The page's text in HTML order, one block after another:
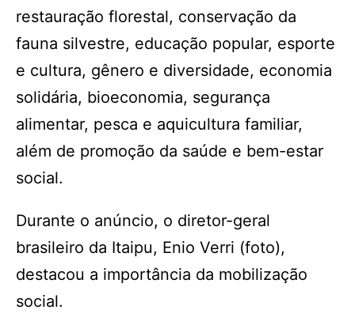
restauração florestal, conservação da
fauna silvestre, educação popular, esporte
e cultura, gênero e diversidade, economia
solidária, bioeconomia, segurança
alimentar, pesca e aquicultura familiar,
além de promoção da saúde e bem-estar
social.
Durante o anúncio, o diretor-geral
brasileiro da Itaipu, Enio Verri (foto),
destacou a importância da mobilização
social.